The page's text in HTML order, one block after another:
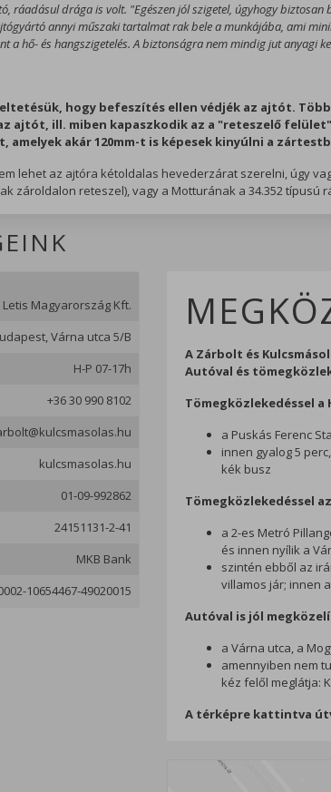
ráadásul drága is volt. "Egészen jól szigetel, úgyhogy
annyi műszaki tartalmat rak bele a munkájába, ami
a hő- és hangszigetelés. A biztonságra nem mindig jut anyagi
hogy befeszítés ellen védjék az ajtót.
ajtót, ill. miben kapaszkodik az a "reteszelő
amelyek akár 120mm-t is képesek kinyúlni a
lehet az ajtóra kétoldalas hevederzárat szerelni, úgy
zároldalon reteszel), vagy a Motturának a 34.352 típusú
Magyarország Kft.
Várna utca 5/B
H-P 07-17h
+36 30 990 8102
kulcsmasolas.hu
01-09-992862
24151131-2-41
MKB Bank
10654467-49020015
A Zárbolt és
Autóval és
Tömegközlekedéssel
a Puskás Ferenc
innen gyalog 5
kék busz
Tömegközlekedéssel
a 2-es Metró
és innen nyílik a
szintén ebből az
villamos jár; innen
Autóval is jól
a Várna utca, a
amennyiben nem
kéz felől meglátja:
A térképre kattintva